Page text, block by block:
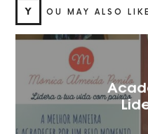
Y OU MAY ALSO LIKE